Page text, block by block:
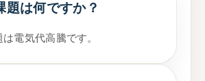
題は何ですか？
電気代高騰です。